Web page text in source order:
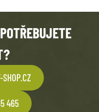
465